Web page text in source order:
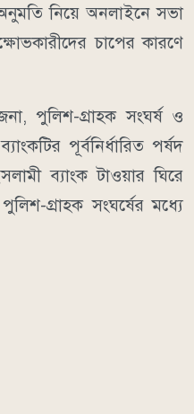
নিয়ে অনলাইনে সভা
চাপের কারণে
পুলিশ-গ্রাহক সংঘর্ষ ও
পূর্বনির্ধারিত পর্ষদ
ব্যাংক টাওয়ার ঘিরে
গ্রাহক সংঘর্ষের মধ্যে